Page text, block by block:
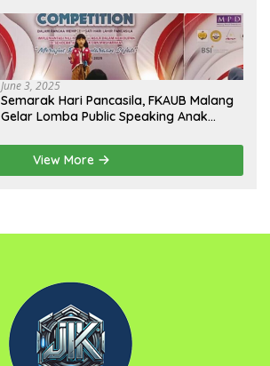
June 3, 2025
Semarak Hari Pancasila, FKAUB Malang
Gelar Lomba Public Speaking Anak
Pancasila
View More